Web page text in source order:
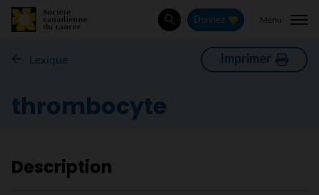
Rechercher
Donnez Menu
Lexique Imprimer
thrombocyte
Description